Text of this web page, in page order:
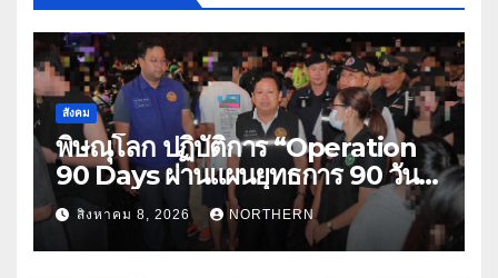
สังคม
พิษณุโลก ปฏิบัติการ “Operation
90 Days ผ่านแผนยุทธการ 90 วัน
พิชิตยาเสพติด” ปราบปรามกวาดล้าง
ยาเสพติดสถานบันเทิง พบสารเสพติด
4 ราย
สิงหาคม 8, 2026 NORTHERN